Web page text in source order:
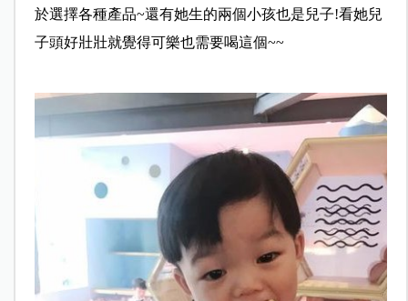
於選擇各種產品~還有她生的兩個小孩也是兒子!看她兒
子頭好壯壯就覺得可樂也需要喝這個~~